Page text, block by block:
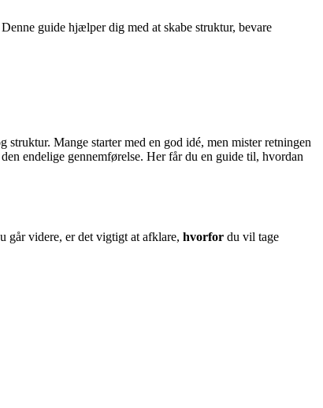
guide hjælper dig med at skabe struktur, bevare
Mange starter med en god idé, men mister retningen
endelige gennemførelse. Her får du en guide til, hvordan
går videre, er det vigtigt at afklare, hvorfor du vil tage